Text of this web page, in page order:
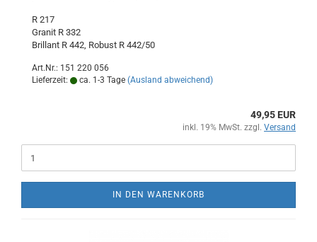
R 217
Granit R 332
Brillant R 442, Robust R 442/50
Art.Nr.: 151 220 056
Lieferzeit:
ca. 1-3 Tage (Ausland abweichend)
49,95 EUR
inkl. 19% MwSt. zzgl. Versand
IN DEN WARENKORB